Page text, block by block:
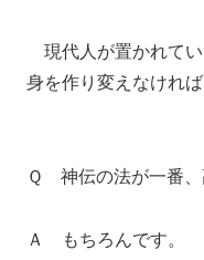
現代人が置かれてい
身を作り変えなければ
Ｑ 神伝の法が一番、
Ａ もちろんです。